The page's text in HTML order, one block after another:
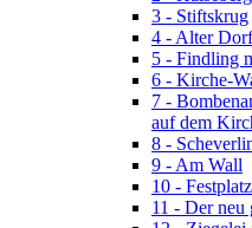
3 - Stiftskrug
4 - Alter
5 - Findling
6 - Kirche-
7 -
auf dem
8 -
9 - Am Wall
10 - Festplatz
11 - Der neu